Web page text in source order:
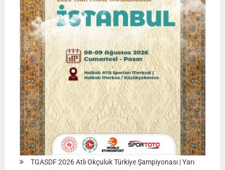
Ağustos
2026
|
Ulupamir-
Erciş/VAN
TGASDF 2026 Atlı Okçuluk Türkiye Şampiyonası | Yarı